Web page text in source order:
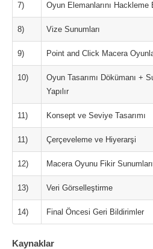
7) Oyun Elemanlarını Hackleme
8) Vize Sunumları
9) Point and Click Macera
10)
Oyun Tasarımı Dökümanı +
Yapılır
11) Konsept ve Seviye Tasarımı
11) Çerçeveleme ve Hiyerarşi
12) Macera Oyunu Fikir Sunumları
13) Veri Görselleştirme
14) Final Öncesi Geri Bildirimler
Kaynaklar